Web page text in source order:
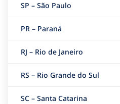
SP – São Paulo
PR – Paraná
RJ – Rio de Janeiro
RS – Rio Grande do Sul
SC – Santa Catarina